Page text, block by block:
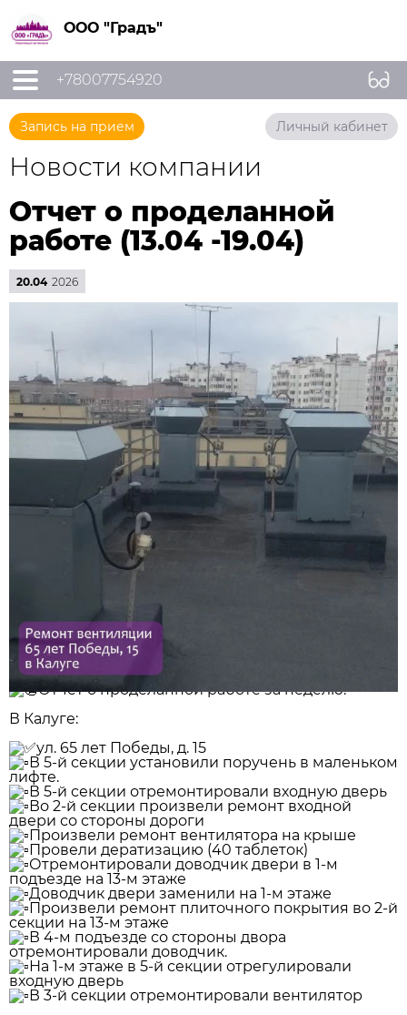
ООО "Градъ"
+78007754920
Запись на прием Личный кабинет
Новости компании
Отчет о проделанной
работе (13.04 -19.04)
20.04 2026
Отчёт о проделанной работе за неделю:
В Калуге:
️ул. 65 лет Победы, д. 15
В 5-й секции установили поручень в маленьком
лифте.
В 5-й секции отремонтировали входную дверь
Во 2-й секции произвели ремонт входной
двери со стороны дороги
Произвели ремонт вентилятора на крыше
Провели дератизацию (40 таблеток)
Отремонтировали доводчик двери в 1-м
подъезде на 13-м этаже
Доводчик двери заменили на 1-м этаже
Произвели ремонт плиточного покрытия во 2-й
секции на 13-м этаже
В 4-м подъезде со стороны двора
отремонтировали доводчик.
На 1-м этаже в 5-й секции отрегулировали
входную дверь
В 3-й секции отремонтировали вентилятор